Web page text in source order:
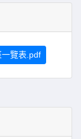
覽表.pdf